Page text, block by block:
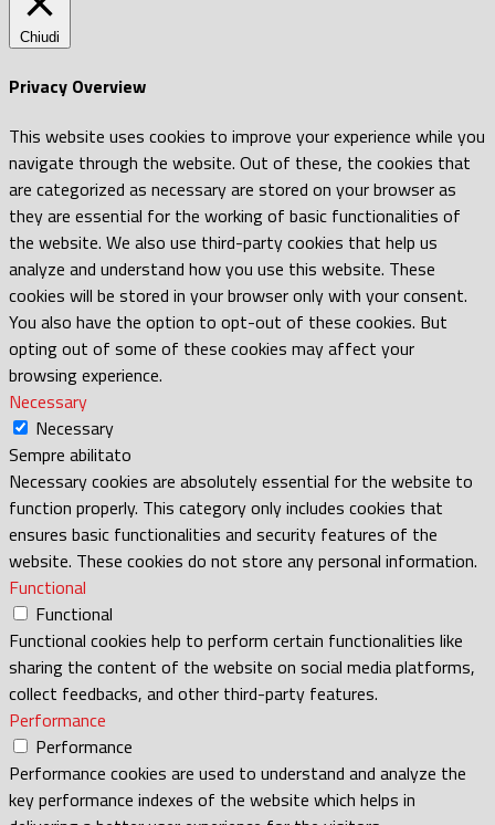
Chiudi
Privacy Overview
This website uses cookies to improve your experience while you
navigate through the website. Out of these, the cookies that
are categorized as necessary are stored on your browser as
they are essential for the working of basic functionalities of
the website. We also use third-party cookies that help us
analyze and understand how you use this website. These
cookies will be stored in your browser only with your consent.
You also have the option to opt-out of these cookies. But
opting out of some of these cookies may affect your
browsing experience.
Necessary
Necessary
Sempre abilitato
Necessary cookies are absolutely essential for the website to
function properly. This category only includes cookies that
ensures basic functionalities and security features of the
website. These cookies do not store any personal information.
Functional
Functional
Functional cookies help to perform certain functionalities like
sharing the content of the website on social media platforms,
collect feedbacks, and other third-party features.
Performance
Performance
Performance cookies are used to understand and analyze the
key performance indexes of the website which helps in